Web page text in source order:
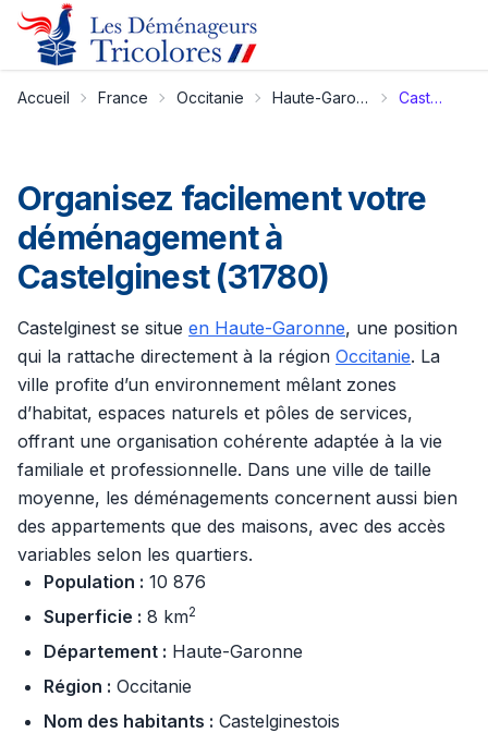
Accueil France Occitanie Haute-Garonne Castelginest
Organisez facilement votre
déménagement à
Castelginest (31780)
Castelginest se situe en Haute-Garonne, une position
qui la rattache directement à la région Occitanie. La
ville profite d’un environnement mêlant zones
d’habitat, espaces naturels et pôles de services,
offrant une organisation cohérente adaptée à la vie
familiale et professionnelle. Dans une ville de taille
moyenne, les déménagements concernent aussi bien
des appartements que des maisons, avec des accès
variables selon les quartiers.
Population : 10 876
Superficie : 8 km2
Département : Haute-Garonne
Région : Occitanie
Nom des habitants : Castelginestois